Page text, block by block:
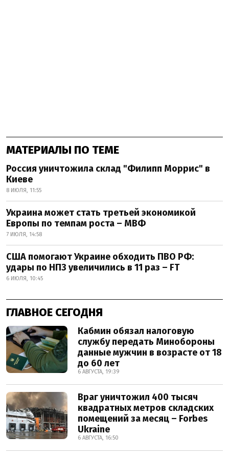
МАТЕРИАЛЫ ПО ТЕМЕ
Россия уничтожила склад "Филипп Моррис" в
Киеве
8 ИЮЛЯ, 11:55
Украина может стать третьей экономикой
Европы по темпам роста – МВФ
7 ИЮЛЯ, 14:58
США помогают Украине обходить ПВО РФ:
удары по НПЗ увеличились в 11 раз – FT
6 ИЮЛЯ, 10:45
ГЛАВНОЕ СЕГОДНЯ
Кабмин обязал налоговую
службу передать Минобороны
данные мужчин в возрасте от 18
до 60 лет
6 АВГУСТА, 19:39
Враг уничтожил 400 тысяч
квадратных метров складских
помещений за месяц – Forbes
Ukraine
6 АВГУСТА, 16:50